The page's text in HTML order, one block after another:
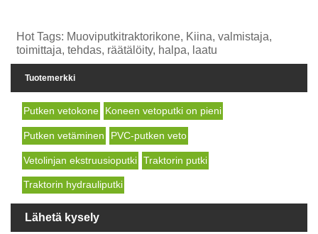
Hot Tags: Muoviputkitraktorikone, Kiina, valmistaja,
toimittaja, tehdas, räätälöity, halpa, laatu
Tuotemerkki
Putken vetokone Koneen vetoputki on pieni
Putken vetäminen PVC-putken veto
Vetolinjan ekstruusioputki Traktorin putki
Traktorin hydrauliputki
Lähetä kysely